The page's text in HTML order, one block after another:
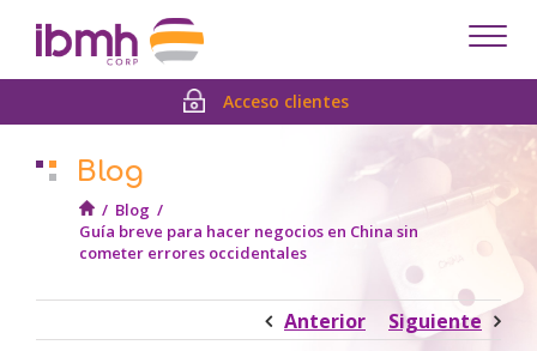
Acceso clientes
Blog
/ Blog /
Guía breve para hacer negocios en China sin
cometer errores occidentales
Anterior Siguiente